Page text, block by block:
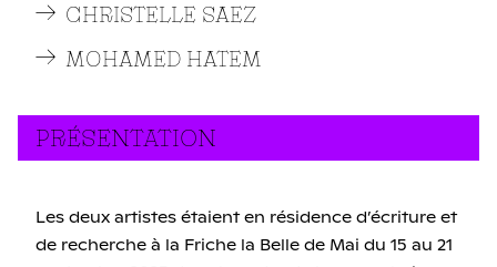
CHRISTELLE SAEZ
MOHAMED HATEM
PRÉSENTATION
Les deux artistes étaient en résidence d’écriture et
de recherche à la Friche la Belle de Mai du 15 au 21